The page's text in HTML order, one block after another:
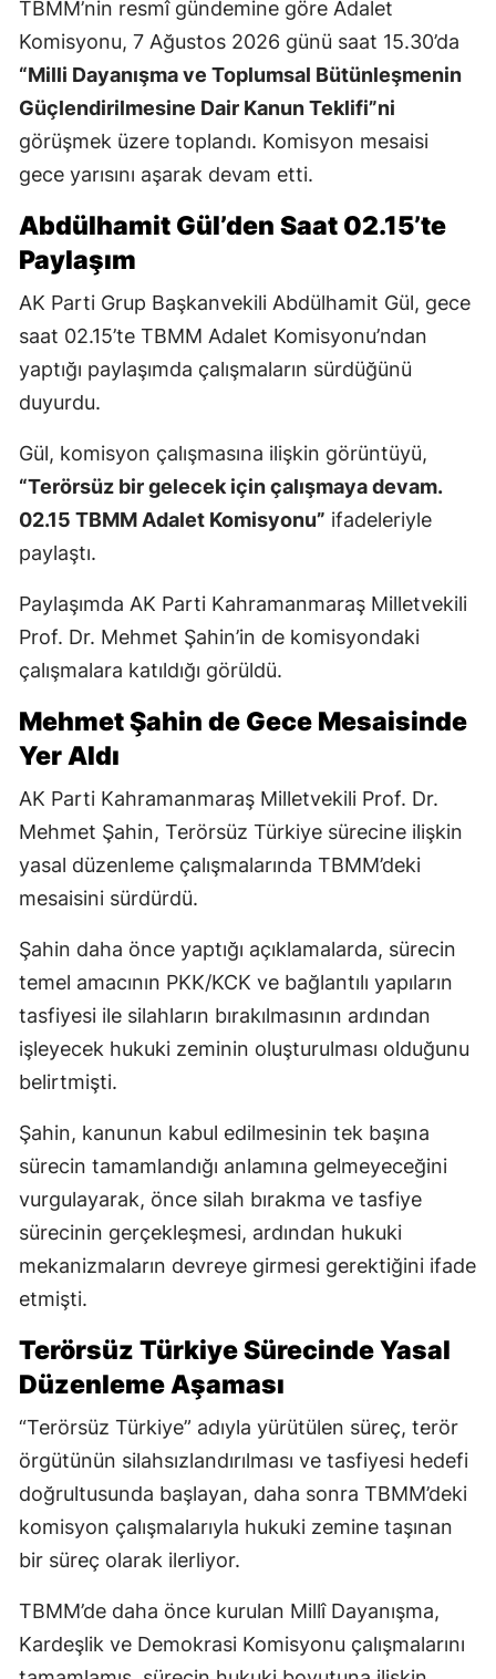
TBMM’nin resmî gündemine göre Adalet
Komisyonu, 7 Ağustos 2026 günü saat 15.30’da
“Milli Dayanışma ve Toplumsal Bütünleşmenin
Güçlendirilmesine Dair Kanun Teklifi”ni
görüşmek üzere toplandı. Komisyon mesaisi
gece yarısını aşarak devam etti.
Abdülhamit Gül’den Saat 02.15’te
Paylaşım
AK Parti Grup Başkanvekili Abdülhamit Gül, gece
saat 02.15’te TBMM Adalet Komisyonu’ndan
yaptığı paylaşımda çalışmaların sürdüğünü
duyurdu.
Gül, komisyon çalışmasına ilişkin görüntüyü,
“Terörsüz bir gelecek için çalışmaya devam.
02.15 TBMM Adalet Komisyonu” ifadeleriyle
paylaştı.
Paylaşımda AK Parti Kahramanmaraş Milletvekili
Prof. Dr. Mehmet Şahin’in de komisyondaki
çalışmalara katıldığı görüldü.
Mehmet Şahin de Gece Mesaisinde
Yer Aldı
AK Parti Kahramanmaraş Milletvekili Prof. Dr.
Mehmet Şahin, Terörsüz Türkiye sürecine ilişkin
yasal düzenleme çalışmalarında TBMM’deki
mesaisini sürdürdü.
Şahin daha önce yaptığı açıklamalarda, sürecin
temel amacının PKK/KCK ve bağlantılı yapıların
tasfiyesi ile silahların bırakılmasının ardından
işleyecek hukuki zeminin oluşturulması olduğunu
belirtmişti.
Şahin, kanunun kabul edilmesinin tek başına
sürecin tamamlandığı anlamına gelmeyeceğini
vurgulayarak, önce silah bırakma ve tasfiye
sürecinin gerçekleşmesi, ardından hukuki
mekanizmaların devreye girmesi gerektiğini ifade
etmişti.
Terörsüz Türkiye Sürecinde Yasal
Düzenleme Aşaması
“Terörsüz Türkiye” adıyla yürütülen süreç, terör
örgütünün silahsızlandırılması ve tasfiyesi hedefi
doğrultusunda başlayan, daha sonra TBMM’deki
komisyon çalışmalarıyla hukuki zemine taşınan
bir süreç olarak ilerliyor.
TBMM’de daha önce kurulan Millî Dayanışma,
Kardeşlik ve Demokrasi Komisyonu çalışmalarını